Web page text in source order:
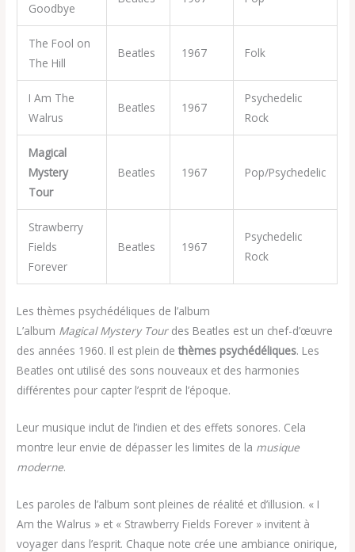
Goodbye
The Fool on
The Hill
Beatles 1967 Folk
I Am The
Walrus
Beatles 1967
Psychedelic
Rock
Magical
Mystery
Tour
Beatles 1967 Pop/Psychedelic
Strawberry
Fields
Forever
Beatles 1967
Psychedelic
Rock
Les thèmes psychédéliques de l’album
L’album Magical Mystery Tourdes Beatles est un chef-d’œuvre
des années 1960. Il est plein dethèmes psychédéliques. Les
Beatles ont utilisé des sons nouveaux et des harmonies
différentes pour capter l’esprit de l’époque.
Leur musique inclut de l’indien et des effets sonores. Cela
montre leur envie de dépasser les limites de la musique
moderne.
Les paroles de l’album sont pleines de réalité et d’illusion. « I
Am the Walrus » et « Strawberry Fields Forever » invitent à
voyager dans l’esprit. Chaque note crée une ambiance onirique,